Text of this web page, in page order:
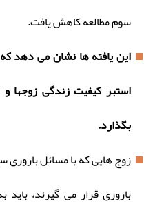
سوم مطالعه کاهش یافت.
استبر کیفیت زندگی زوجها
بگذارد.
زوج هایی که با مسائل
باروری قرار می گیرند،